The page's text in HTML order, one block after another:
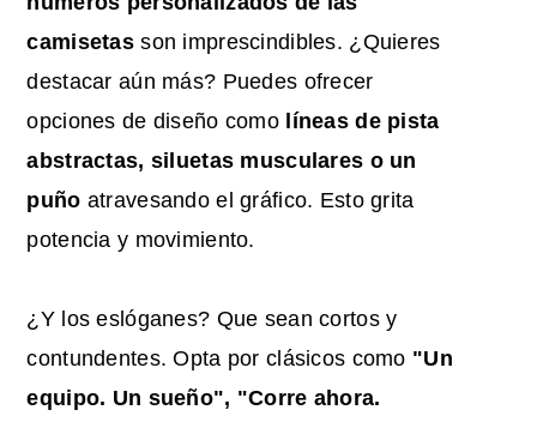
camisetasson imprescindibles. ¿Quieres
destacar aún más? Puedes ofrecer
opciones de diseño como líneas de pista
abstractas, siluetas musculares o un
puño atravesando el gráfico. Esto grita
potencia y movimiento.
¿Y los eslóganes? Que sean cortos y
contundentes. Opta por clásicos como "Un
equipo. Un sueño", "Corre ahora.